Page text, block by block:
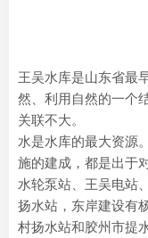
王吴水库是山东省最
然、利用自然的一个
关联不大。
水是水库的最大资源
施的建成，都是出于
水轮泵站、王吴电站
扬水站，东岸建设有
村扬水站和胶州市提